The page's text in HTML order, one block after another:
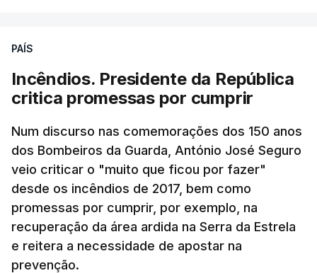
PAÍS
Incêndios. Presidente da República
critica promessas por cumprir
Num discurso nas comemorações dos 150 anos
dos Bombeiros da Guarda, António José Seguro
veio criticar o "muito que ficou por fazer"
desde os incêndios de 2017, bem como
promessas por cumprir, por exemplo, na
recuperação da área ardida na Serra da Estrela
e reitera a necessidade de apostar na
prevenção.